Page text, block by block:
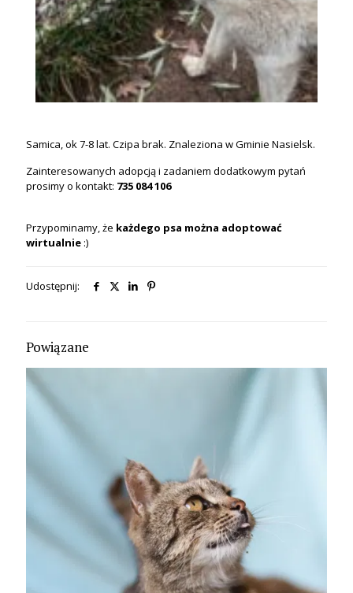
Samica, ok 7-8 lat. Czipa brak. Znaleziona w Gminie Nasielsk.
Zainteresowanych adopcją i zadaniem dodatkowym pytań
prosimy o kontakt: 735 084 106
Przypominamy, że każdego psa można adoptować
wirtualnie :)
Udostępnij:
Powiązane